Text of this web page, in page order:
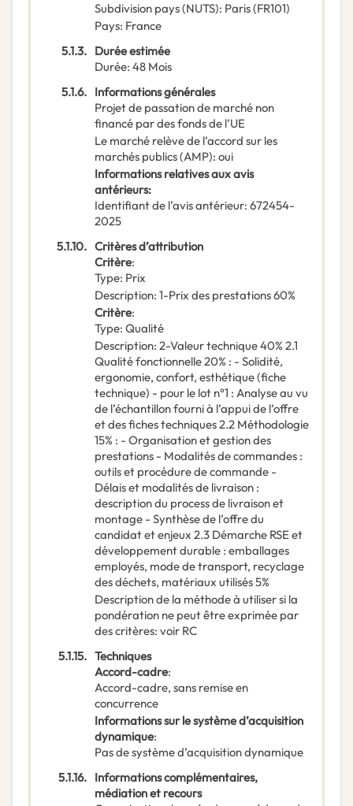
Subdivision pays (NUTS): Paris(FR101)
Pays: France
5.1.3. Durée estimée
Durée: 48 Mois
5.1.6. Informations générales
Projet de passation de marché non
financé par des fonds de l’UE
Le marché relève de l’accord sur les
marchés publics (AMP): oui
Informations relatives aux avis
antérieurs:
Identifiant de l’avis antérieur: 672454-
2025
5.1.10. Critères d’attribution
Critère:
Type: Prix
Description: 1-Prix des prestations 60%
Critère:
Type: Qualité
Description: 2-Valeur technique 40% 2.1
Qualité fonctionnelle 20% : - Solidité,
ergonomie, confort, esthétique (fiche
technique) - pour le lot n°1 : Analyse au vu
de l’échantillon fourni à l’appui de l’offre
et des fiches techniques 2.2 Méthodologie
15% : - Organisation et gestion des
prestations - Modalités de commandes :
outils et procédure de commande -
Délais et modalités de livraison :
description du process de livraison et
montage - Synthèse de l’offre du
candidat et enjeux 2.3 Démarche RSE et
développement durable : emballages
employés, mode de transport, recyclage
des déchets, matériaux utilisés 5%
Description de la méthode à utiliser si la
pondération ne peut être exprimée par
des critères: voir RC
5.1.15. Techniques
Accord-cadre:
Accord-cadre, sans remise en
concurrence
Informations sur le système d’acquisition
dynamique:
Pas de système d’acquisition dynamique
5.1.16. Informations complémentaires,
médiation et recours